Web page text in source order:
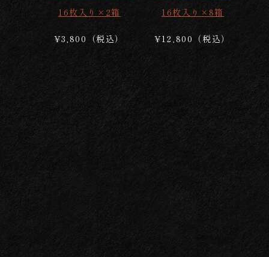
16枚入り×2箱
¥3,800（税込）
16枚入り×8箱
¥12,800（税込）